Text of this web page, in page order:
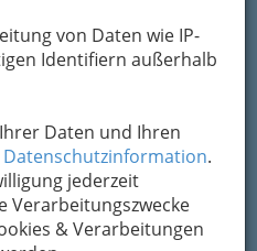
von Daten wie IP-
Identifiern außerhalb
Daten und Ihren
Datenschutzinformation.
jederzeit
Verarbeitungszwecke
& Verarbeitungen